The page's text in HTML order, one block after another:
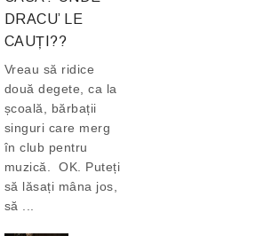
DRACU’ LE
CAUȚI??
Vreau să ridice
două degete, ca la
școală, bărbații
singuri care merg
în club pentru
muzică. OK. Puteți
să lăsați mâna jos,
să ...